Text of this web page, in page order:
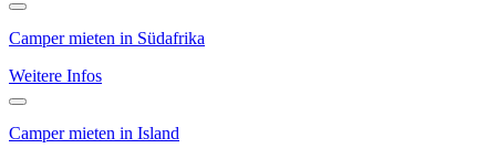
Camper mieten in Südafrika
Weitere Infos
Camper mieten in Island